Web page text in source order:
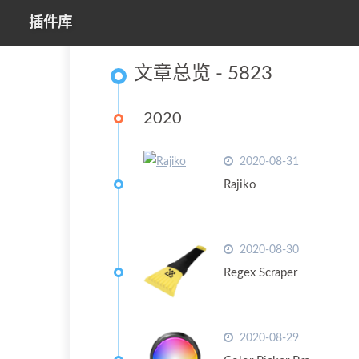
插件库
文章总览 - 5823
2020
2020-08-31
Rajiko
2020-08-30
Regex Scraper
2020-08-29